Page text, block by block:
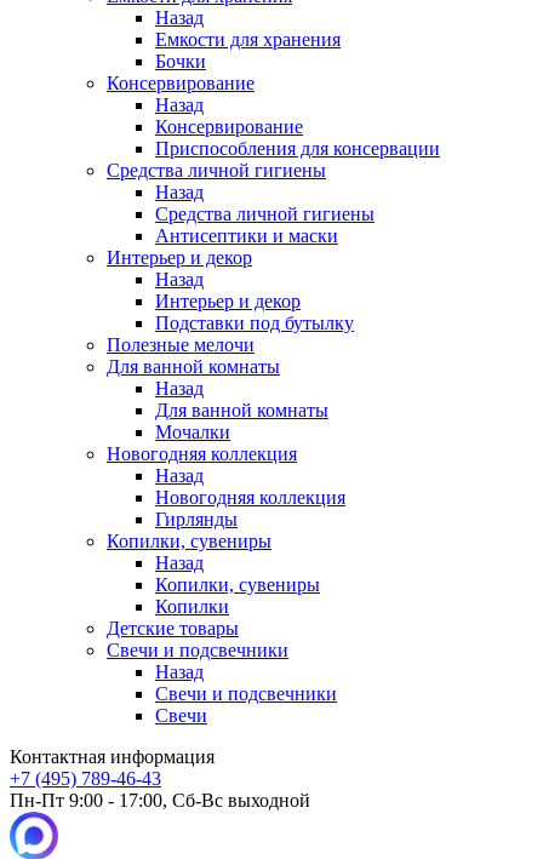
Назад
Емкости для хранения
Бочки
Консервирование
Назад
Консервирование
Приспособления для консервации
Средства личной гигиены
Назад
Средства личной гигиены
Антисептики и маски
Интерьер и декор
Назад
Интерьер и декор
Подставки под бутылку
Полезные мелочи
Для ванной комнаты
Назад
Для ванной комнаты
Мочалки
Новогодняя коллекция
Назад
Новогодняя коллекция
Гирлянды
Копилки, сувениры
Назад
Копилки, сувениры
Копилки
Детские товары
Свечи и подсвечники
Назад
Свечи и подсвечники
Свечи
Контактная информация
+7 (495) 789-46-43
Пн-Пт 9:00 - 17:00, Сб-Вс выходной